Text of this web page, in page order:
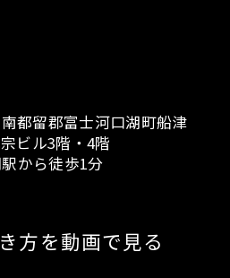
都留郡富士河口湖町船津
ビル3階・4階
から徒歩1分
方を動画で見る